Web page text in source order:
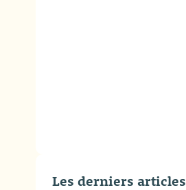
Les derniers articles